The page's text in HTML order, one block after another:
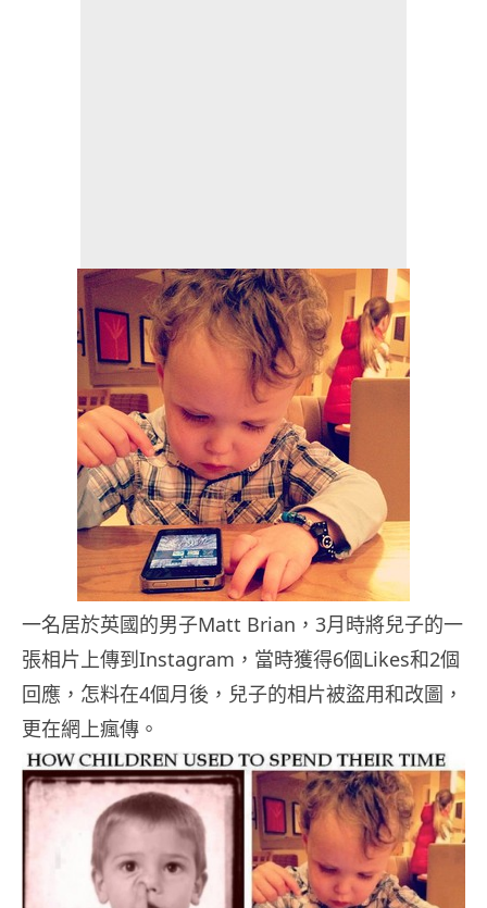
一名居於英國的男子Matt Brian，3月時將兒子的一
張相片上傳到Instagram，當時獲得6個Likes和2個
回應，怎料在4個月後，兒子的相片被盜用和改圖，
更在網上瘋傳。